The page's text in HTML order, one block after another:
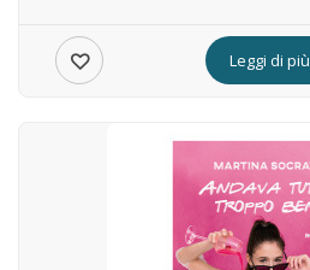
Leggi di più